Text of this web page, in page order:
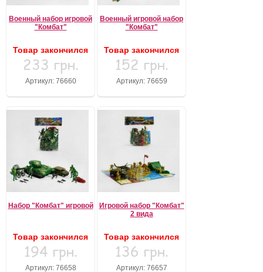
Военный набор игровой
"Комбат"
Товар закончился
233 грн.
Артикул: 76660
Военный игровой набор
"Комбат"
Товар закончился
152 грн.
Артикул: 76659
Набор "Комбат" игровой
Товар закончился
194 грн.
Артикул: 76658
Игровой набор "Комбат"
2 вида
Товар закончился
136 грн.
Артикул: 76657